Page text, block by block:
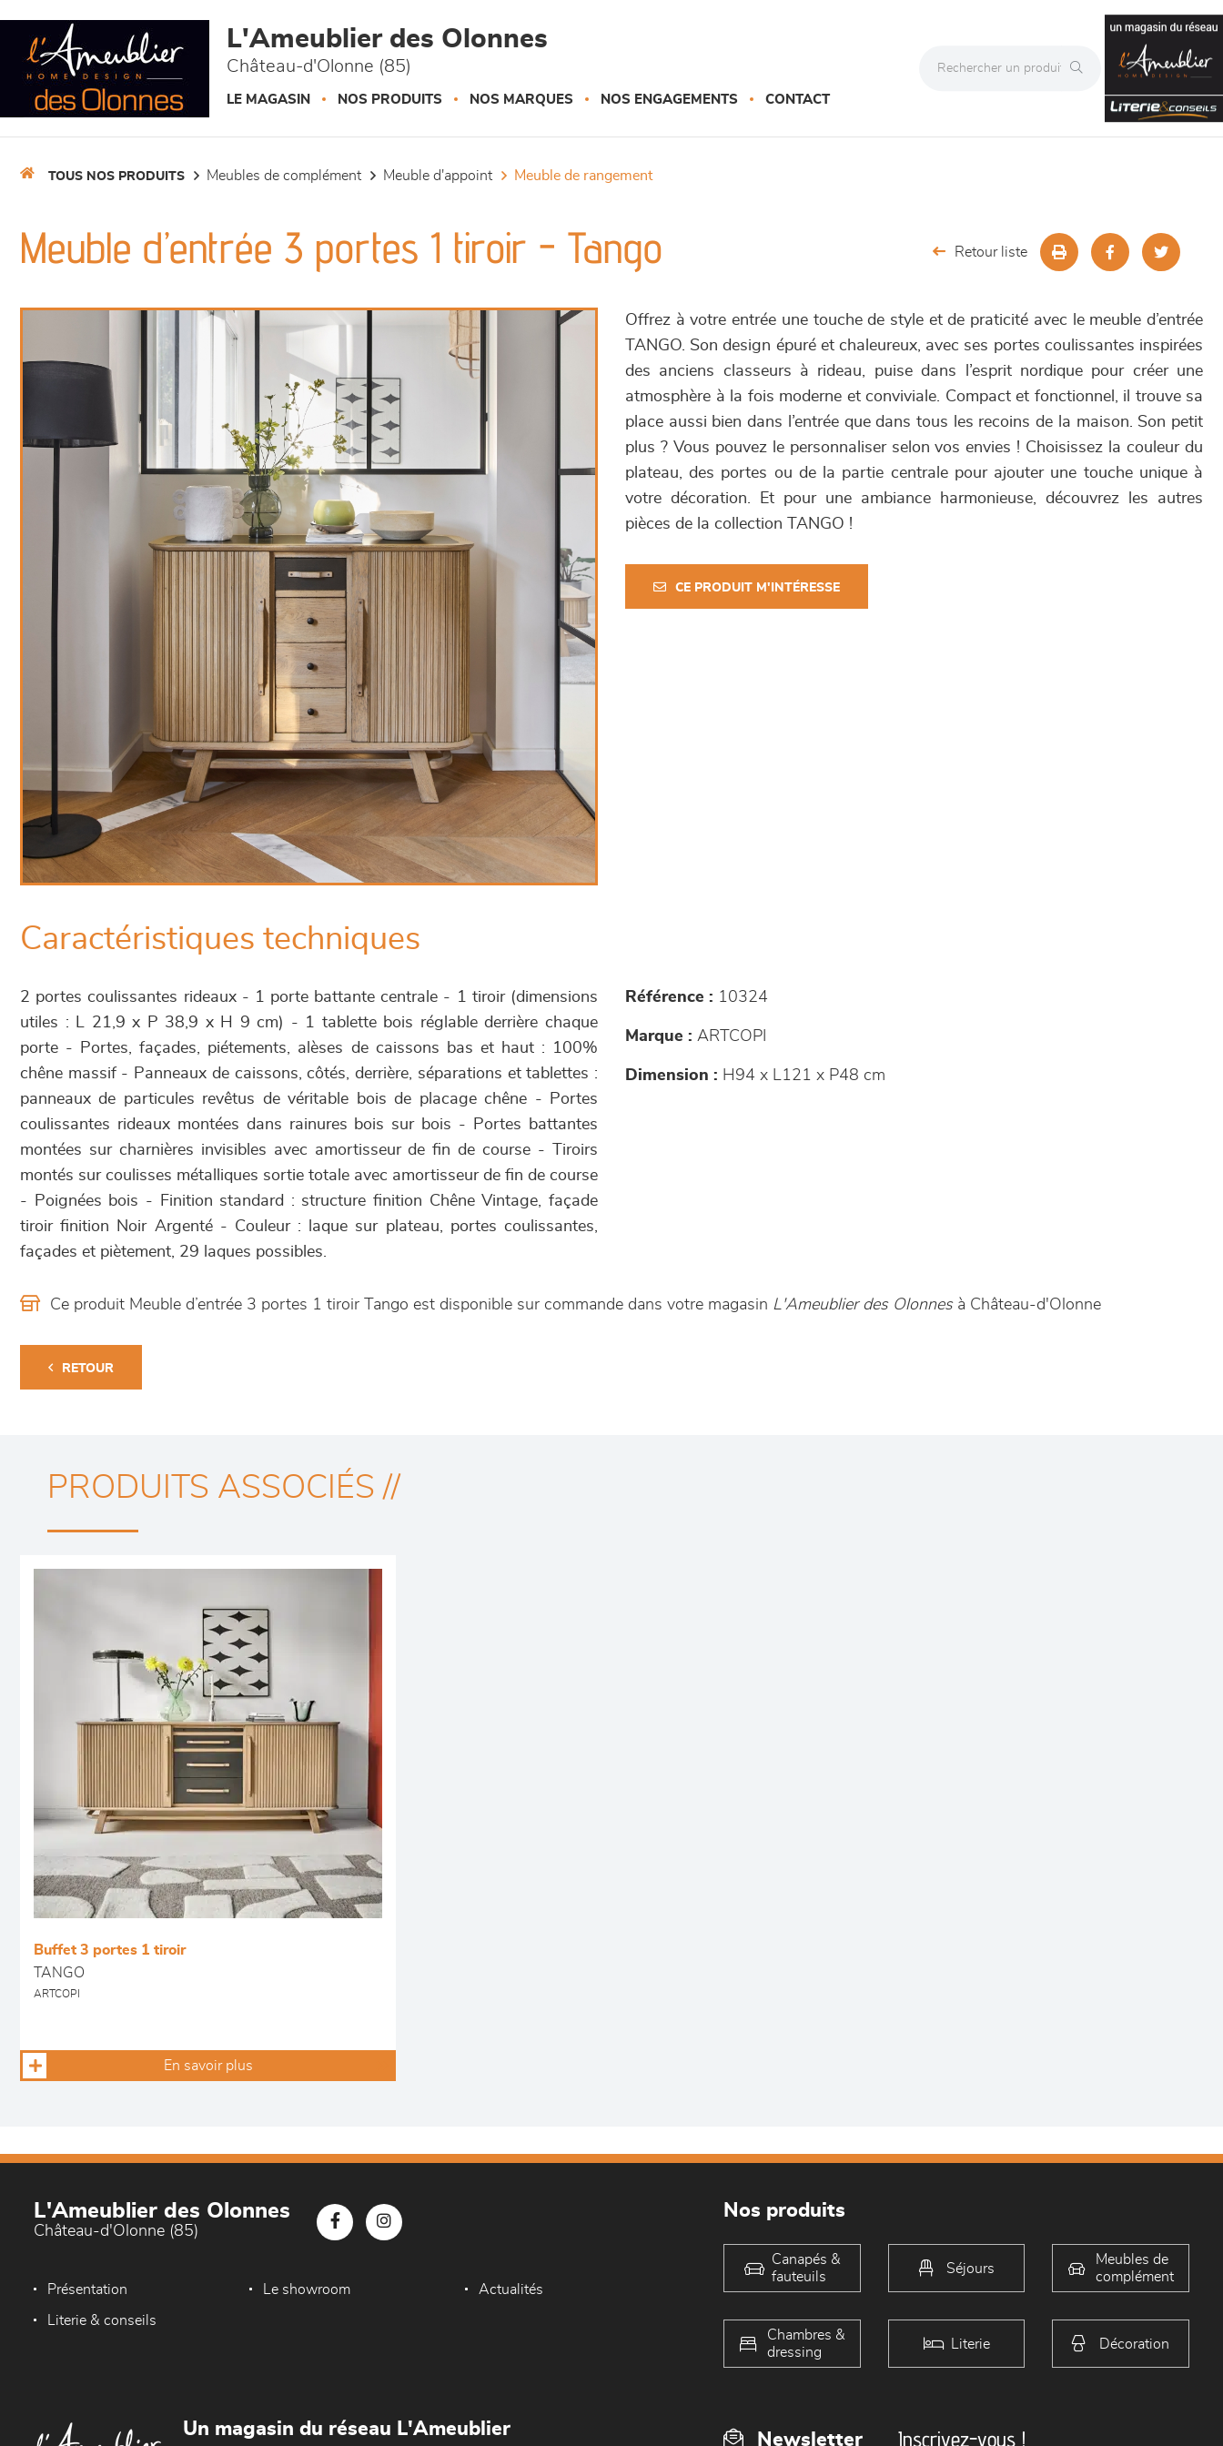
L'Ameublier des Olonnes
Château-d'Olonne (85)
LE MAGASIN NOS PRODUITS NOS MARQUES NOS ENGAGEMENTS CONTACT
TOUS NOS PRODUITS meubles de complément meuble d'appoint meuble de rangement
Meuble d’entrée 3 portes 1 tiroir - Tango Retour liste
Offrez à votre entrée une touche de style et de praticité avec le meuble d’entrée
TANGO. Son design épuré et chaleureux, avec ses portes coulissantes inspirées
des anciens classeurs à rideau, puise dans l’esprit nordique pour créer une
atmosphère à la fois moderne et conviviale. Compact et fonctionnel, il trouve sa
place aussi bien dans l’entrée que dans tous les recoins de la maison. Son petit
plus ? Vous pouvez le personnaliser selon vos envies ! Choisissez la couleur du
plateau, des portes ou de la partie centrale pour ajouter une touche unique à
votre décoration. Et pour une ambiance harmonieuse, découvrez les autres
pièces de la collection TANGO !
CE PRODUIT M'INTÉRESSE
Caractéristiques techniques
2 portes coulissantes rideaux - 1 porte battante centrale - 1 tiroir (dimensions
utiles : L 21,9 x P 38,9 x H 9 cm) - 1 tablette bois réglable derrière chaque
porte - Portes, façades, piétements, alèses de caissons bas et haut : 100%
chêne massif - Panneaux de caissons, côtés, derrière, séparations et tablettes :
panneaux de particules revêtus de véritable bois de placage chêne - Portes
coulissantes rideaux montées dans rainures bois sur bois - Portes battantes
montées sur charnières invisibles avec amortisseur de fin de course - Tiroirs
montés sur coulisses métalliques sortie totale avec amortisseur de fin de course
- Poignées bois - Finition standard : structure finition Chêne Vintage, façade
tiroir finition Noir Argenté - Couleur : laque sur plateau, portes coulissantes,
façades et piètement, 29 laques possibles.
Référence : 10324
Marque : ARTCOPI
Dimension : H94 x L121 x P48 cm
Ce produit Meuble d’entrée 3 portes 1 tiroir Tango est disponible sur commande dans votre magasin L'Ameublier des Olonnesà Château-d'Olonne
RETOUR
PRODUITS ASSOCIÉS //
Buffet 3 portes 1 tiroir
TANGO
ARTCOPI
En savoir plus
L'Ameublier des Olonnes
Château-d'Olonne (85)
Présentation Le showroom Actualités
Literie & conseils
Nos produits
Canapés &
fauteuils
Séjours
Meubles de
complément
Chambres &
dressing
Literie Décoration
Newsletter Inscrivez-vous !
Un magasin du réseau L'Ameublier